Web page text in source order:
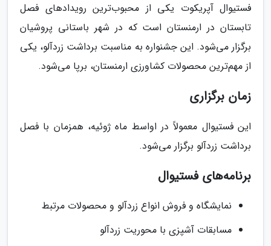
فستیوال آپریکوت یکی از محبوب‌ترین رویدادهای فصل
تابستان در ارمنستان است که در شهر باستانی پروشیان
برگزار می‌شود. این جشنواره به مناسبت برداشت زردآلو، یکی
از مهم‌ترین محصولات کشاورزی ارمنستان، برپا می‌شود.
زمان برگزاری
این فستیوال معمولاً در اواسط ماه ژوئیه، همزمان با فصل
برداشت زردآلو برگزار می‌شود.
برنامه‌های فستیوال
نمایشگاه و فروش انواع زردآلو و محصولات مرتبط
مسابقات آشپزی با محوریت زردآلو